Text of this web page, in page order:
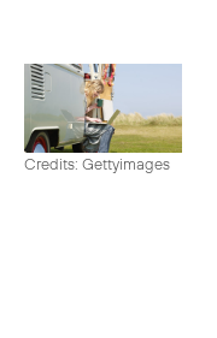
Credits: Gettyimages